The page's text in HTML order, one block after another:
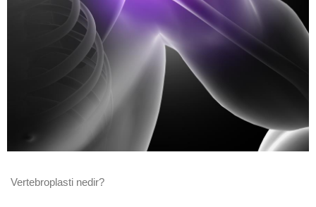
Vertebroplasti nedir?